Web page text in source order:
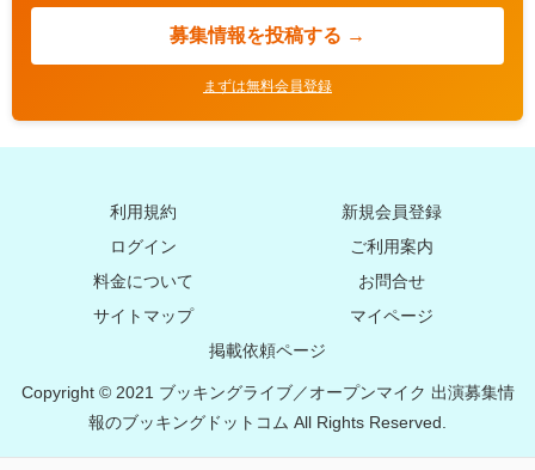
募集情報を投稿する →
まずは無料会員登録
利用規約
新規会員登録
ログイン
ご利用案内
料金について
お問合せ
サイトマップ
マイページ
掲載依頼ページ
Copyright © 2021 ブッキングライブ／オープンマイク 出演募集情
報のブッキングドットコム All Rights Reserved.